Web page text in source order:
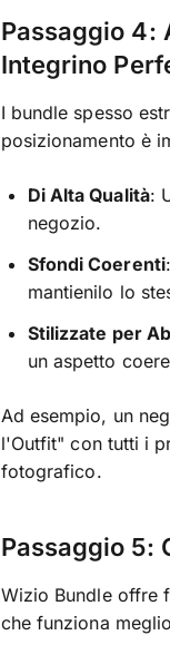
Passaggio 4:
Integrino
I bundle spesso
posizionamento è
Di Alta Qualità:
negozio.
Sfondi Coerenti
mantienilo lo
Stilizzate per
un aspetto
Ad esempio, un
l'Outfit" con tutti i
fotografico.
Passaggio 5:
Wizio Bundle offre
che funziona